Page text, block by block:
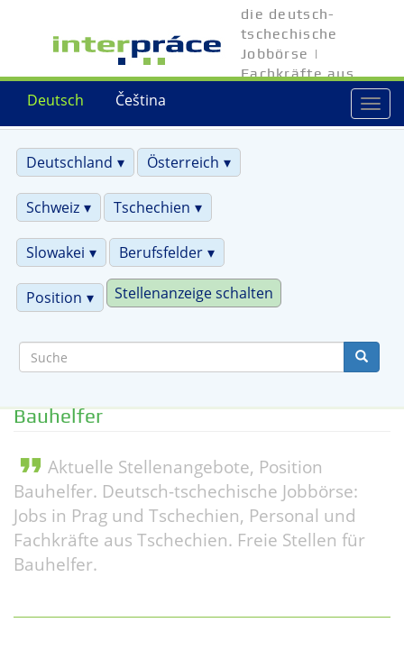
Čeština
Deutsch
die deutsch-
tschechische
Jobbörse |
Fachkräfte aus
Tschechien
Deutschland
Österreich
Schweiz Tschechien
Slowakei Berufsfelder
Position Stellenanzeige schalten
Bauhelfer
format_quote Aktuelle Stellenangebote, Position
Bauhelfer. Deutsch-tschechische Jobbörse:
Jobs in Prag und Tschechien, Personal und
Fachkräfte aus Tschechien. Freie Stellen für
Bauhelfer.